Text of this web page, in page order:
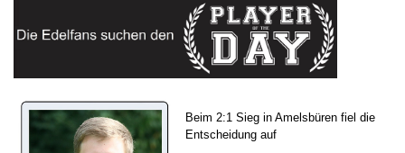
Beim 2:1 Sieg in Amelsbüren fiel die
Entscheidung auf